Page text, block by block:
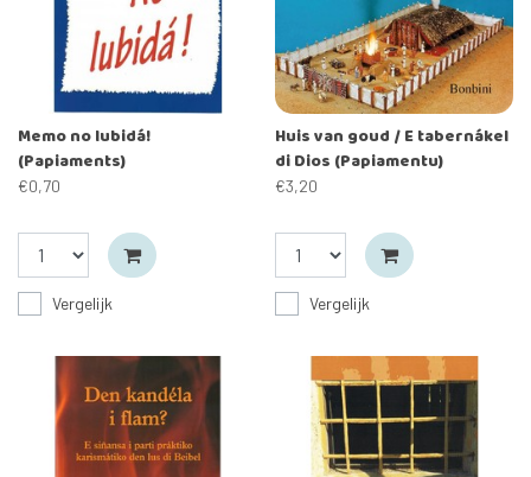
Memo no lubidá!
(Papiaments)
€0,70
Vergelijk
Huis van goud / E tabernákel
di Dios (Papiamentu)
€3,20
Vergelijk